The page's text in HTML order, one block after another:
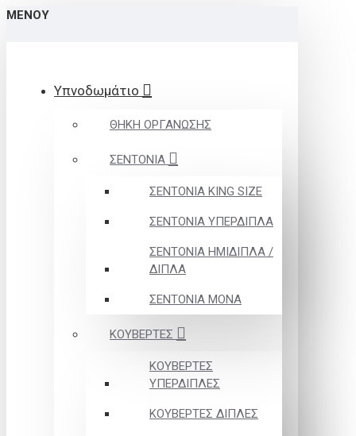
ΜΕΝΟΎ
Υπνοδωμάτιο
ΘΗΚΗ ΟΡΓΑΝΩΣΗΣ
ΣΕΝΤΟΝΙΑ
ΣΕΝΤΟΝΙΑ KING SIZE
ΣΕΝΤΟΝΙΑ ΥΠΕΡΔΙΠΛΑ
ΣΕΝΤΟΝΙΑ ΗΜΙΔΙΠΛΑ /
ΔΙΠΛΑ
ΣΕΝΤΟΝΙΑ ΜΟΝΑ
ΚΟΥΒΕΡΤΕΣ
ΚΟΥΒΕΡΤΕΣ
ΥΠΕΡΔΙΠΛΕΣ
ΚΟΥΒΕΡΤΕΣ ΔΙΠΛΕΣ